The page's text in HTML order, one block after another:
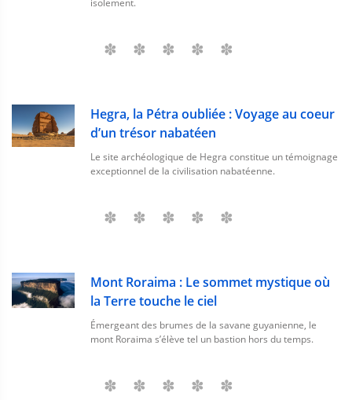
isolement.
Hegra, la Pétra oubliée : Voyage au coeur
d’un trésor nabatéen
Le site archéologique de Hegra constitue un témoignage
exceptionnel de la civilisation nabatéenne.
Mont Roraima : Le sommet mystique où
la Terre touche le ciel
Émergeant des brumes de la savane guyanienne, le
mont Roraima s’élève tel un bastion hors du temps.